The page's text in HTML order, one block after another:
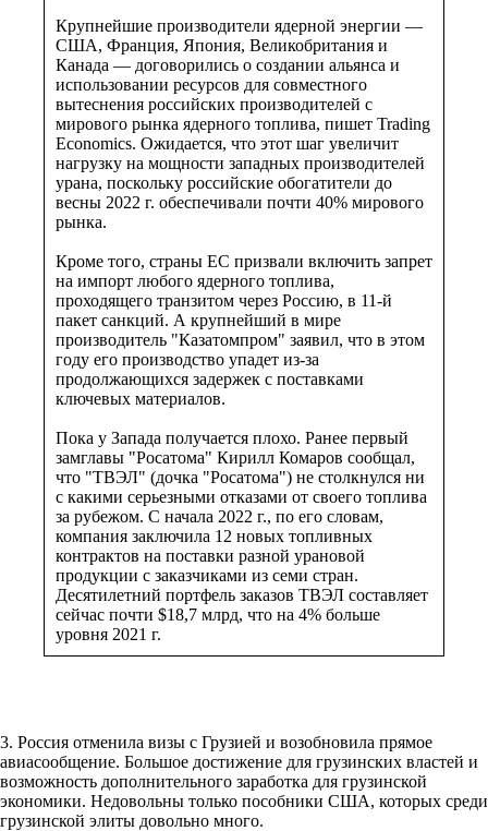
Крупнейшие производители ядерной энергии —
США, Франция, Япония, Великобритания и
Канада — договорились о создании альянса и
использовании ресурсов для совместного
вытеснения российских производителей с
мирового рынка ядерного топлива, пишет Trading
Economics. Ожидается, что этот шаг увеличит
нагрузку на мощности западных производителей
урана, поскольку российские обогатители до
весны 2022 г. обеспечивали почти 40% мирового
рынка.
Кроме того, страны ЕС призвали включить запрет
на импорт любого ядерного топлива,
проходящего транзитом через Россию, в 11-й
пакет санкций. А крупнейший в мире
производитель "Казатомпром" заявил, что в этом
году его производство упадет из-за
продолжающихся задержек с поставками
ключевых материалов.
Пока у Запада получается плохо. Ранее первый
замглавы "Росатома" Кирилл Комаров сообщал,
что "ТВЭЛ" (дочка "Росатома") не столкнулся ни
с какими серьезными отказами от своего топлива
за рубежом. С начала 2022 г., по его словам,
компания заключила 12 новых топливных
контрактов на поставки разной урановой
продукции с заказчиками из семи стран.
Десятилетний портфель заказов ТВЭЛ составляет
сейчас почти $18,7 млрд, что на 4% больше
уровня 2021 г.
3. Россия отменила визы с Грузией и возобновила прямое
авиасообщение. Большое достижение для грузинских властей и
возможность дополнительного заработка для грузинской
экономики. Недовольны только пособники США, которых среди
грузинской элиты довольно много.